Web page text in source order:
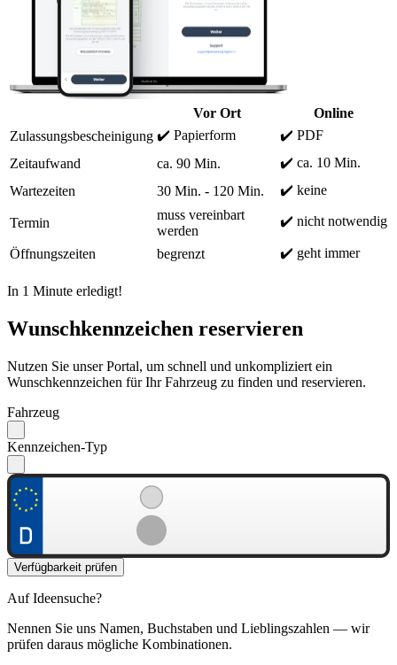
Vor Ort
Online
Zulassungsbescheinigung ✔️ Papierform
✔️ PDF
Zeitaufwand
ca. 90 Min.
✔️ ca. 10 Min.
Wartezeiten
30 Min. - 120 Min. ✔️ keine
Termin
muss vereinbart
werden
✔️ nicht notwendig
Öffnungszeiten begrenzt ✔️ geht immer
In 1 Minute erledigt!
Wunschkennzeichen reservieren
Nutzen Sie unser Portal, um schnell und unkompliziert ein
Wunschkennzeichen für Ihr Fahrzeug zu finden und reservieren.
Fahrzeug
Kennzeichen-Typ
Verfügbarkeit prüfen
Auf Ideensuche?
Nennen Sie uns Namen, Buchstaben und Lieblingszahlen — wir
prüfen daraus mögliche Kombinationen.